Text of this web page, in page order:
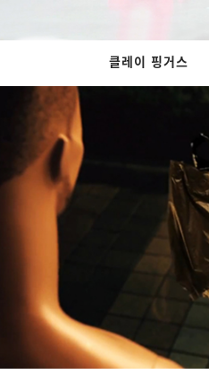
클레이 핑거스